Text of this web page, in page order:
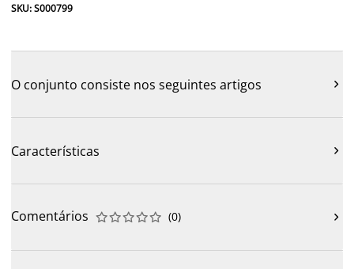
SKU: S000799
O conjunto consiste nos seguintes artigos 
Características 
Comentários 




 (0) 